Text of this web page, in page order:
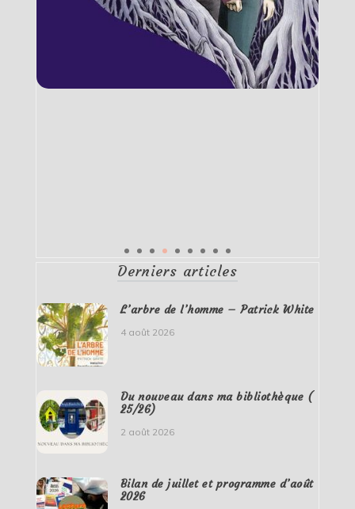
Derniers articles
L’arbre de l’homme – Patrick White
4 août 2026
Du nouveau dans ma bibliothèque (
25/26)
2 août 2026
Bilan de juillet et programme d’août
2026